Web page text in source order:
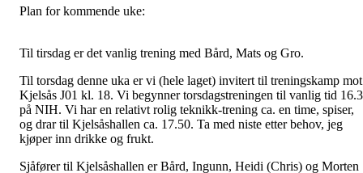
Plan for kommende uke:
Til tirsdag er det vanlig trening med Bård, Mats og Gro.
Til torsdag denne uka er vi (hele laget) invitert til treningskamp mot
Kjelsås J01 kl. 18. Vi begynner torsdagstreningen til vanlig tid
på NIH. Vi har en relativt rolig teknikk-trening ca. en time, spiser,
og drar til Kjelsåshallen ca. 17.50. Ta med niste etter behov, jeg
kjøper inn drikke og frukt.
Sjåfører til Kjelsåshallen er Bård, Ingunn, Heidi (Chris) og Morten